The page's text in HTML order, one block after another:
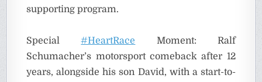
supporting program.
Special#HeartRace Moment: Ralf
Schumacher’s motorsport comeback after 12
years, alongside his son David, with a start-to-